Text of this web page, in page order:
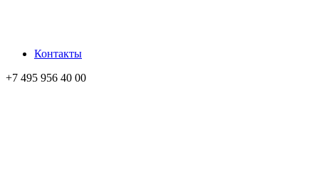
Контакты
+7 495 956 40 00